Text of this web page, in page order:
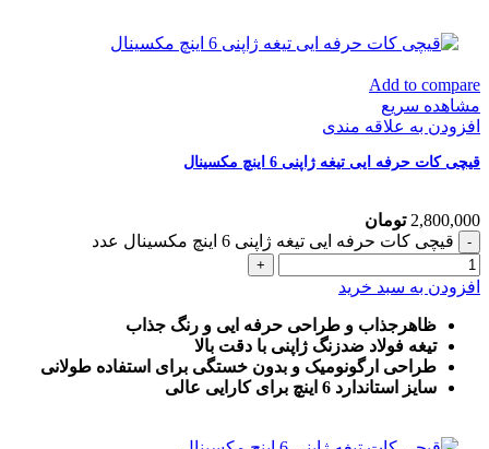
Add to compare
مشاهده سریع
افزودن به علاقه مندی
قیچی کات حرفه ایی تیغه ژاپنی 6 اینچ مکسینال
2,800,000 تومان
قیچی کات حرفه ایی تیغه ژاپنی 6 اینچ مکسینال عدد
افزودن به سبد خرید
ظاهرجذاب و طراحی حرفه ایی و رنگ جذاب
تیغه فولاد ضدزنگ ژاپنی با دقت بالا
طراحی ارگونومیک و بدون خستگی برای استفاده طولانی
سایز استاندارد 6 اینچ برای کارایی عالی